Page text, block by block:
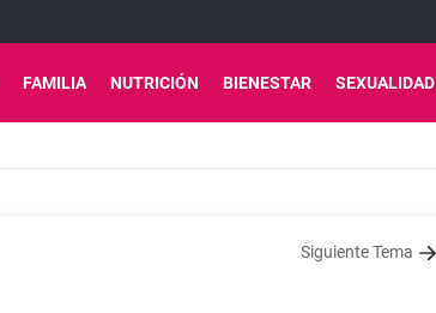
FAMILIA NUTRICIÓN BIENESTAR SEXUALIDAD
Siguiente Tema